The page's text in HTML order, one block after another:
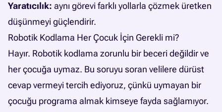
Yaratıcılık: aynı görevi farklı yollarla çözmek üretken
düşünmeyi güçlendirir.
Robotik Kodlama Her Çocuk İçin Gerekli mi?
Hayır. Robotik kodlama zorunlu bir beceri değildir ve
her çocuğa uymaz. Bu soruyu soran velilere dürüst
cevap vermeyi tercih ediyoruz, çünkü uymayan bir
çocuğu programa almak kimseye fayda sağlamıyor.